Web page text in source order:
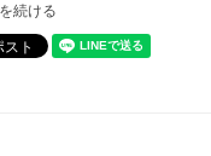
続ける